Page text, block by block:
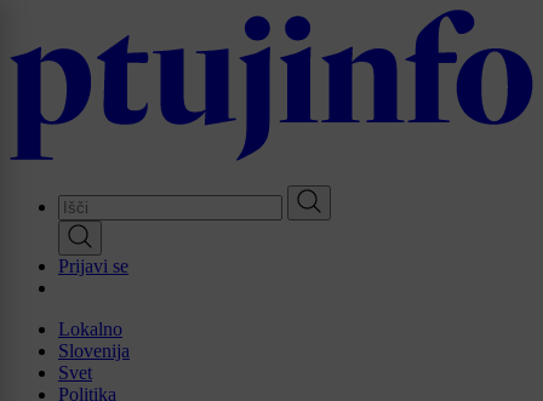
main
Prijavi se
Lokalno
Slovenija
Svet
Politika